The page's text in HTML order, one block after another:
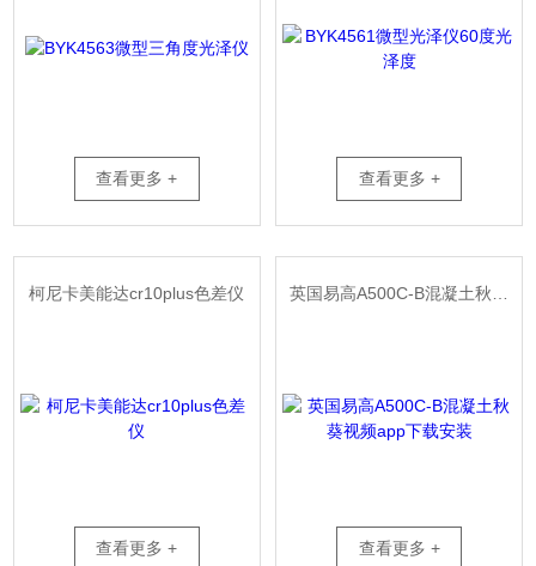
查看更多 + 查看更多 +
柯尼卡美能达cr10plus色差仪
查看更多 +
英国易高A500C-B混凝土秋葵视频app下载安装
查看更多 +